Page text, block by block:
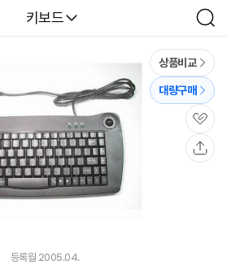
다나와
키보드
검
색
상품비교
대량구매
관
심
등록월 2005.04.